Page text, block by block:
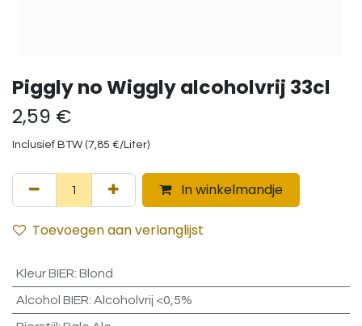
Piggly no Wiggly alcoholvrij 33cl
2,59 €
Inclusief BTW (7,85 €/Liter)
In winkelmandje
Toevoegen aan verlanglijst
Kleur BIER: Blond
Alcohol BIER: Alcoholvrij <0,5%